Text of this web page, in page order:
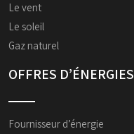
Le vent
Le soleil
Gaz naturel
OFFRES D’ÉNERGIES
Fournisseur d’énergie